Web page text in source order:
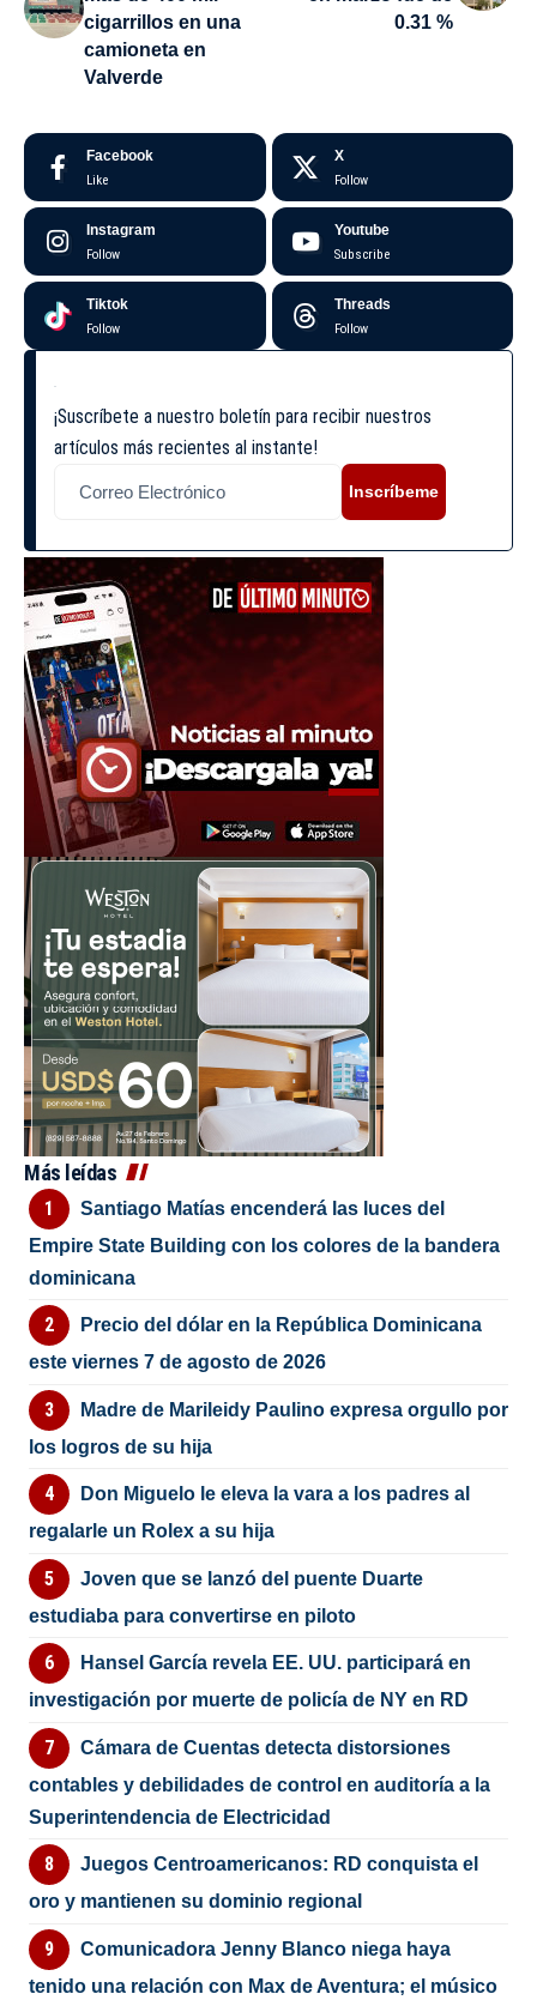
cigarrillos en una
camioneta en
Valverde
0.31 %
Facebook
Like
X
Follow
Instagram
Follow
Youtube
Subscribe
Tiktok
Follow
Threads
Follow
¡Suscríbete a nuestro boletín para recibir nuestros
artículos más recientes al instante!
Inscríbeme
Más leídas
Santiago Matías encenderá las luces del
Empire State Building con los colores de la bandera
dominicana
Precio del dólar en la República Dominicana
este viernes 7 de agosto de 2026
Madre de Marileidy Paulino expresa orgullo por
los logros de su hija
Don Miguelo le eleva la vara a los padres al
regalarle un Rolex a su hija
Joven que se lanzó del puente Duarte
estudiaba para convertirse en piloto
Hansel García revela EE. UU. participará en
investigación por muerte de policía de NY en RD
Cámara de Cuentas detecta distorsiones
contables y debilidades de control en auditoría a la
Superintendencia de Electricidad
Juegos Centroamericanos: RD conquista el
oro y mantienen su dominio regional
Comunicadora Jenny Blanco niega haya
tenido una relación con Max de Aventura; el músico